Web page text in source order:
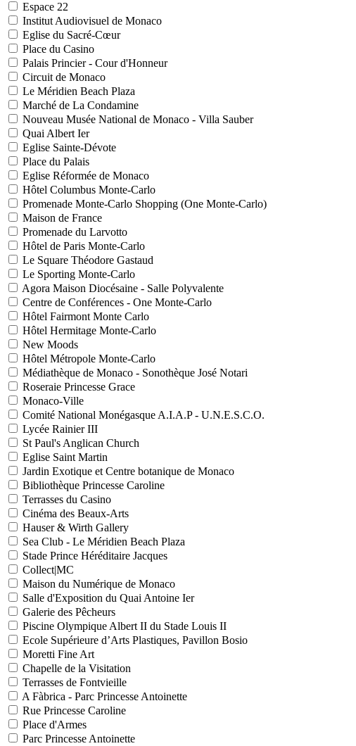
Espace 22
Institut Audiovisuel de Monaco
Eglise du Sacré-Cœur
Place du Casino
Palais Princier - Cour d'Honneur
Circuit de Monaco
Le Méridien Beach Plaza
Marché de La Condamine
Nouveau Musée National de Monaco - Villa Sauber
Quai Albert Ier
Eglise Sainte-Dévote
Place du Palais
Eglise Réformée de Monaco
Hôtel Columbus Monte-Carlo
Promenade Monte-Carlo Shopping (One Monte-Carlo)
Maison de France
Promenade du Larvotto
Hôtel de Paris Monte-Carlo
Le Square Théodore Gastaud
Le Sporting Monte-Carlo
Agora Maison Diocésaine - Salle Polyvalente
Centre de Conférences - One Monte-Carlo
Hôtel Fairmont Monte Carlo
Hôtel Hermitage Monte-Carlo
New Moods
Hôtel Métropole Monte-Carlo
Médiathèque de Monaco - Sonothèque José Notari
Roseraie Princesse Grace
Monaco-Ville
Comité National Monégasque A.I.A.P - U.N.E.S.C.O.
Lycée Rainier III
St Paul's Anglican Church
Eglise Saint Martin
Jardin Exotique et Centre botanique de Monaco
Bibliothèque Princesse Caroline
Terrasses du Casino
Cinéma des Beaux-Arts
Hauser & Wirth Gallery
Sea Club - Le Méridien Beach Plaza
Stade Prince Héréditaire Jacques
Collect|MC
Maison du Numérique de Monaco
Salle d'Exposition du Quai Antoine Ier
Galerie des Pêcheurs
Piscine Olympique Albert II du Stade Louis II
Ecole Supérieure d’Arts Plastiques, Pavillon Bosio
Moretti Fine Art
Chapelle de la Visitation
Terrasses de Fontvieille
A Fàbrica - Parc Princesse Antoinette
Rue Princesse Caroline
Place d'Armes
Parc Princesse Antoinette